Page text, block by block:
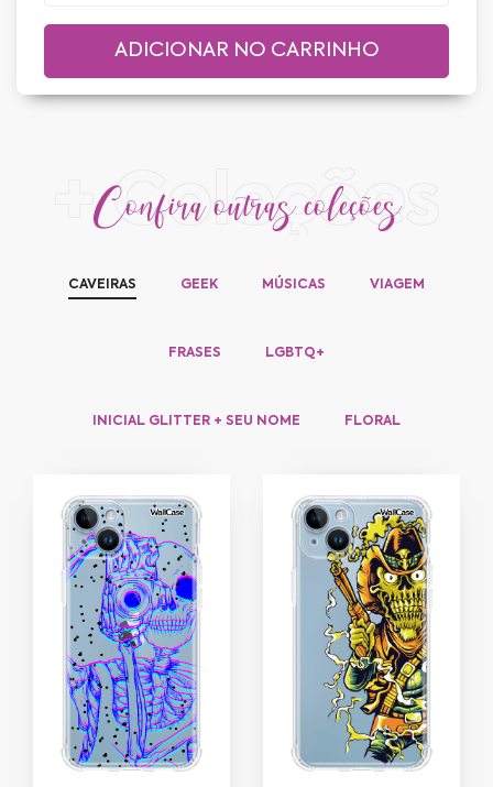
Confira outras coleções
+ Coleções
CAVEIRAS GEEK MÚSICAS VIAGEM
FRASES LGBTQ+
INICIAL GLITTER + SEU NOME FLORAL